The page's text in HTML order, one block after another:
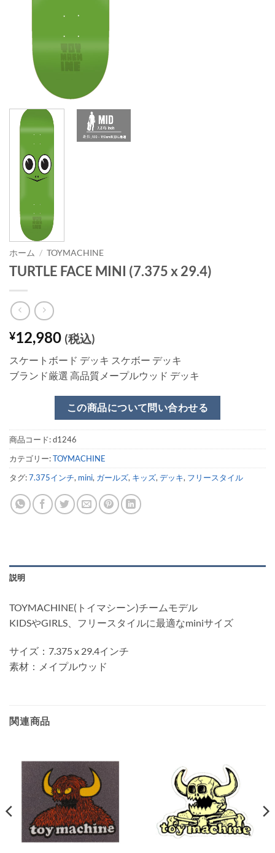
ホーム / TOYMACHINE
TURTLE FACE MINI (7.375 x 29.4)
¥12,980 (税込)
スケートボード デッキ スケボー デッキ
ブランド厳選 高品質メープルウッド デッキ
この商品について問い合わせる
商品コード:d1246
カテゴリー:TOYMACHINE
タグ:7.375インチ, mini, ガールズ, キッズ, デッキ, フリースタイル
説明
TOYMACHINE(トイマシーン)チームモデル
KIDSやGIRLS、フリースタイルに最適なminiサイズ
サイズ：7.375 x 29.4インチ
素材：メイプルウッド
関連商品